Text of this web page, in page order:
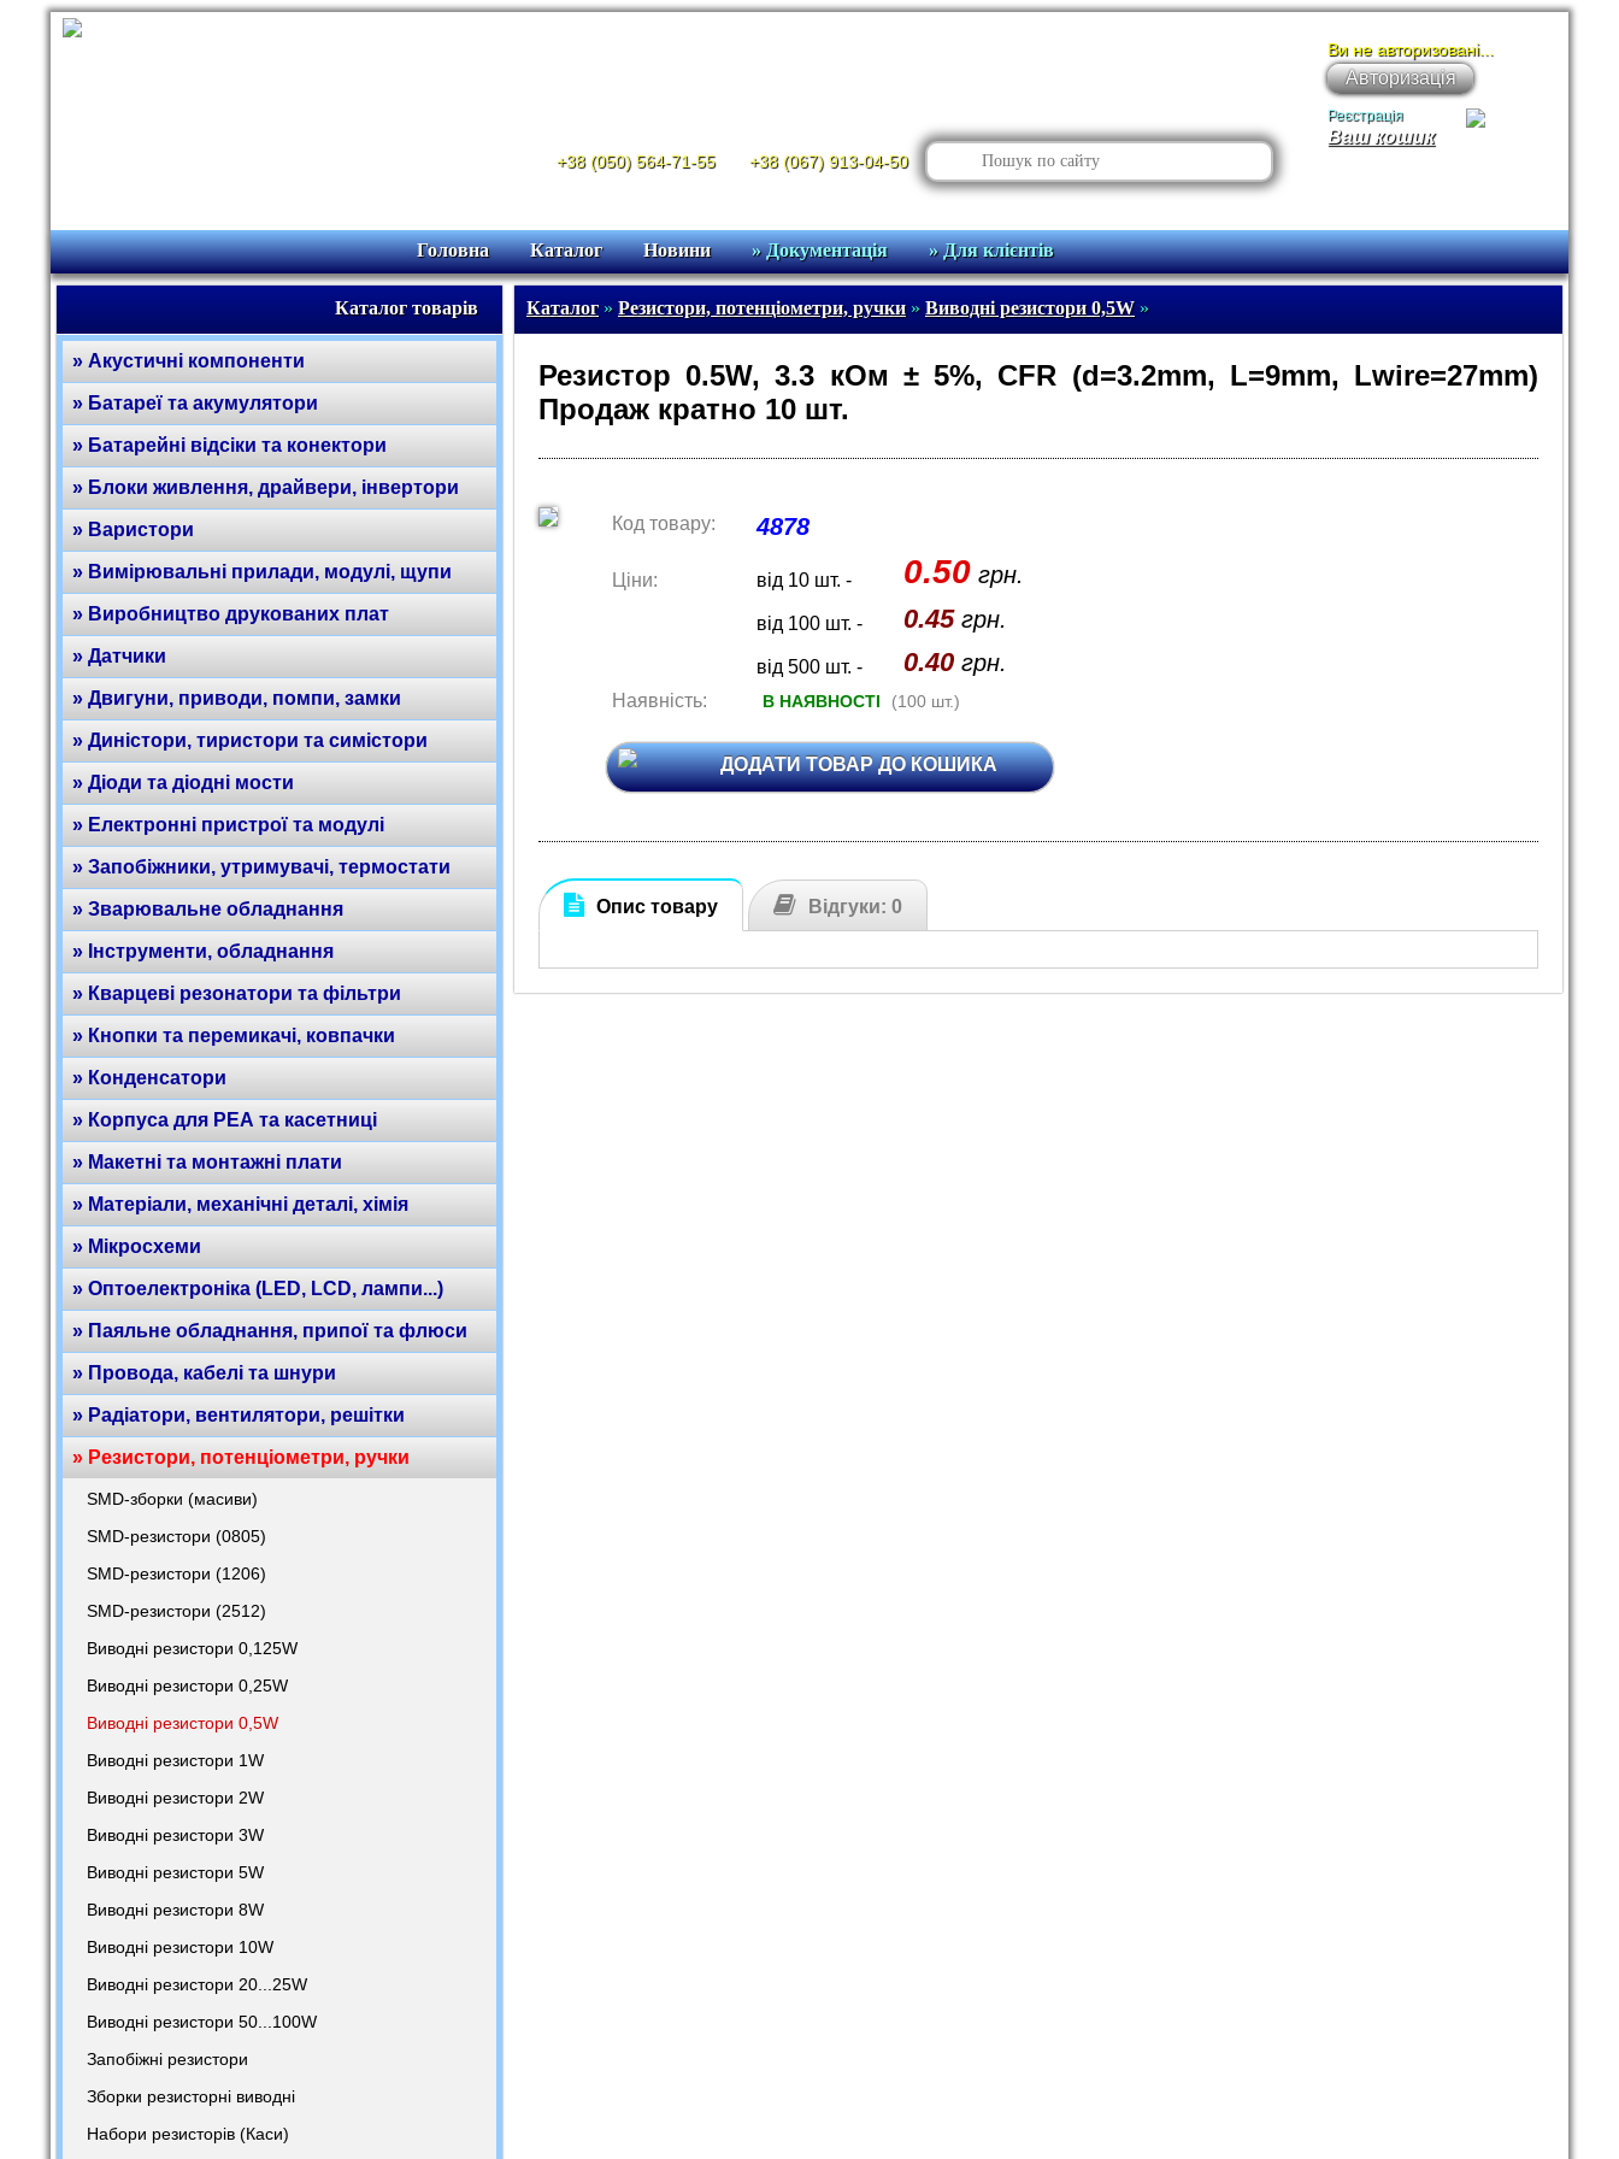
+38 (050) 564-71-55 +38 (067) 913-04-50
Ваш кошик
Ви не авторизовані...
Авторизація
Реєстрація
Головна Каталог Новини » Документація » Для клієнтів
Каталог товарів
» Акустичні компоненти
» Батареї та акумулятори
» Батарейні відсіки та конектори
» Блоки живлення, драйвери, інвертори
» Варистори
» Вимірювальні прилади, модулі, щупи
» Виробництво друкованих плат
» Датчики
» Двигуни, приводи, помпи, замки
» Диністори, тиристори та симістори
» Діоди та діодні мости
» Електронні пристрої та модулі
» Запобіжники, утримувачі, термостати
» Зварювальне обладнання
» Інструменти, обладнання
» Кварцеві резонатори та фільтри
» Кнопки та перемикачі, ковпачки
» Конденсатори
» Корпуса для РЕА та касетниці
» Макетні та монтажні плати
» Матеріали, механічні деталі, хімія
» Мікросхеми
» Оптоелектроніка (LED, LCD, лампи...)
» Паяльне обладнання, припої та флюси
» Провода, кабелі та шнури
» Радіатори, вентилятори, решітки
» Резистори, потенціометри, ручки
SMD-зборки (масиви)
SMD-резистори (0805)
SMD-резистори (1206)
SMD-резистори (2512)
Виводні резистори 0,125W
Виводні резистори 0,25W
Виводні резистори 0,5W
Виводні резистори 1W
Виводні резистори 2W
Виводні резистори 3W
Виводні резистори 5W
Виводні резистори 8W
Виводні резистори 10W
Виводні резистори 20...25W
Виводні резистори 50...100W
Запобіжні резистори
Зборки резисторні виводні
Набори резисторів (Каси)
Каталог» Резистори, потенціометри, ручки» Виводні резистори 0,5W»
Резистор 0.5W, 3.3 кОм ± 5%, CFR (d=3.2mm, L=9mm, Lwire=27mm)
Продаж кратно 10 шт.
Код товару: 4878
Ціни: від 10 шт. - 0.50 грн.
від 100 шт. - 0.45грн.
від 500 шт. - 0.40 грн.
Наявність: В НАЯВНОСТІ (100 шт.)
ДОДАТИ ТОВАР ДО КОШИКА
Опис товару Відгуки: 0